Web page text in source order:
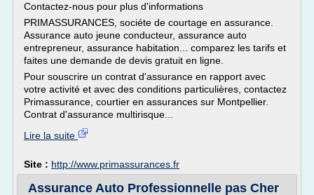
Contactez-nous pour plus d'informations
PRIMASSURANCES, sociéte de courtage en assurance.
Assurance auto jeune conducteur, assurance auto
entrepreneur, assurance habitation... comparez les tarifs et
faites une demande de devis gratuit en ligne.
Pour souscrire un contrat d'assurance en rapport avec
votre activité et avec des conditions particulières, contactez
Primassurance, courtier en assurances sur Montpellier.
Contrat d'assurance multirisque...
Lire la suite
Site : http://www.primassurances.fr
Assurance Auto Professionnelle pas Cher